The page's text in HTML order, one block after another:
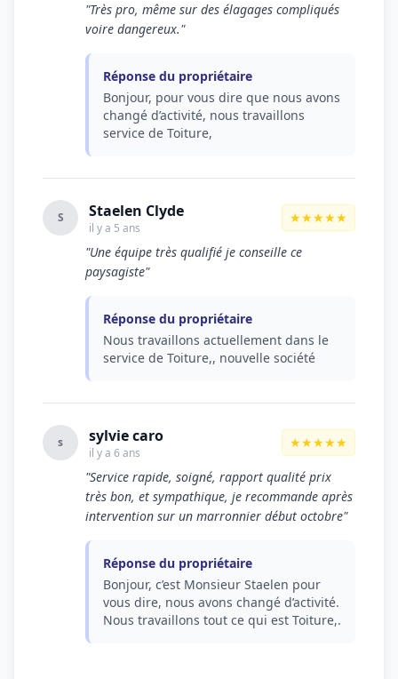
"Très pro, même sur des élagages compliqués
voire dangereux."
Réponse du propriétaire
Bonjour, pour vous dire que nous avons
changé d’activité, nous travaillons
service de Toiture,
S Staelen Clyde
il y a 5 ans
★★★★★
"Une équipe très qualifié je conseille ce
paysagiste"
Réponse du propriétaire
Nous travaillons actuellement dans le
service de Toiture,, nouvelle société
s sylvie caro
il y a 6 ans
★★★★★
"Service rapide, soigné, rapport qualité prix
très bon, et sympathique, je recommande après
intervention sur un marronnier début octobre"
Réponse du propriétaire
Bonjour, c’est Monsieur Staelen pour
vous dire, nous avons changé d’activité.
Nous travaillons tout ce qui est Toiture,.